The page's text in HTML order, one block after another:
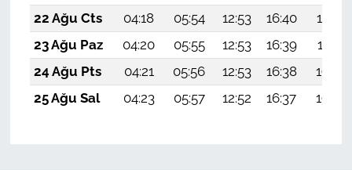
22 Ağu Cts
04:18 05:54 12:53 16:40
19:43
23 Ağu Paz
04:20 05:55 12:53 16:39
19:41
24 Ağu Pts
04:21 05:56 12:53 16:38
19:40
25 Ağu Sal
04:23 05:57 12:52 16:37 19:38